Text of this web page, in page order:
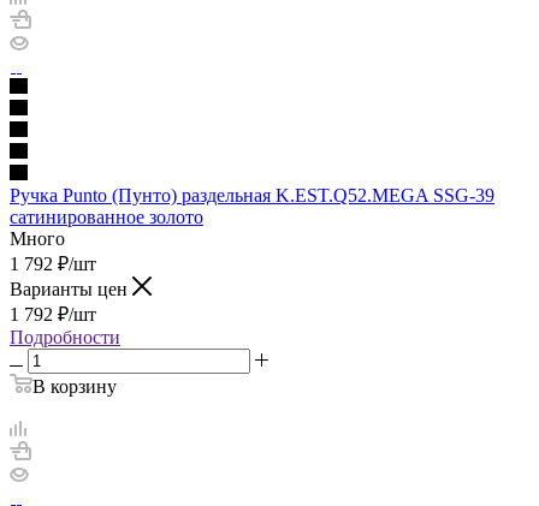
Ручка Punto (Пунто) раздельная K.EST.Q52.MEGA SSG-39
сатинированное золото
Много
1 792 ₽/шт
Варианты цен
1 792 ₽/шт
Подробности
В корзину